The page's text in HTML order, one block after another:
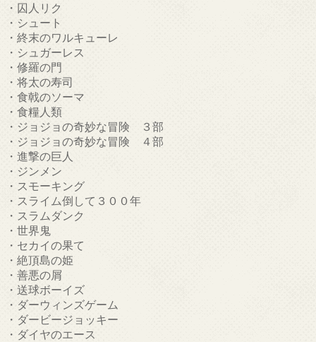
・囚人リク
・シュート
・終末のワルキューレ
・シュガーレス
・修羅の門
・将太の寿司
・食戟のソーマ
・食糧人類
・ジョジョの奇妙な冒険 ３部
・ジョジョの奇妙な冒険 ４部
・進撃の巨人
・ジンメン
・スモーキング
・スライム倒して３００年
・スラムダンク
・世界鬼
・セカイの果て
・絶頂島の姫
・善悪の屑
・送球ボーイズ
・ダーウィンズゲーム
・ダービージョッキー
・ダイヤのエース